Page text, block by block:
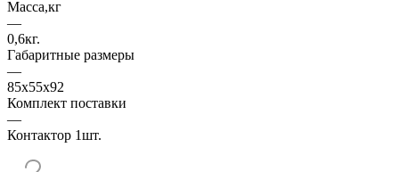
Масса,кг
—
0,6кг.
Габаритные размеры
—
85х55х92
Комплект поставки
—
Контактор 1шт.